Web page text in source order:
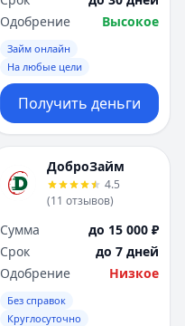
Одобрение
Высокое
Займ онлайн
На любые цели
Получить деньги
ДоброЗайм
4.5
(11 отзывов)
Сумма
до 15 000 ₽
Срок
до 7 дней
Одобрение
Низкое
Без справок
Круглосуточно